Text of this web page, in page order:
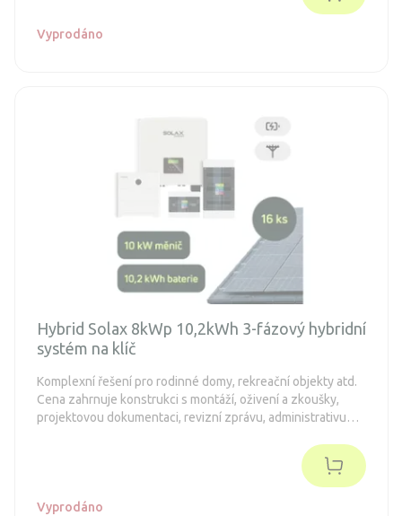
Vyprodáno
Hybrid Solax 8kWp 10,2kWh 3-fázový hybridní
systém na klíč
Komplexní řešení pro rodinné domy, rekreační objekty atd.
Cena zahrnuje konstrukci s montáží, oživení a zkoušky,
projektovou dokumentaci, revizní zprávu, administrativu
Vyprodáno